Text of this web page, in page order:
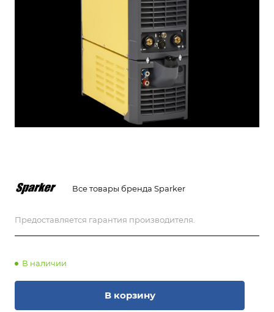
Все товары бренда Sparker
Предоставляется гарантия производителя.
В наличии
В корзину